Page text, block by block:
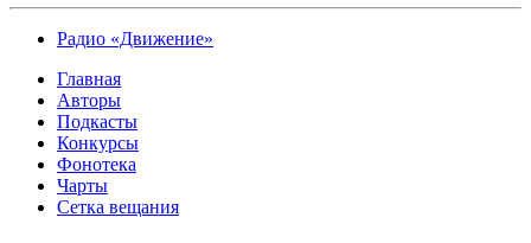
Радио «Движение»
Главная
Авторы
Подкасты
Конкурсы
Фонотека
Чарты
Сетка вещания